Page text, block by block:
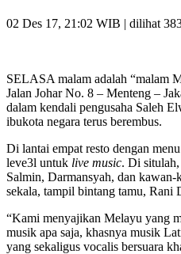
02 Des 17, 21:02 WIB | dilihat
SELASA malam adalah “malam
Jalan Johar No. 8 – Menteng –
dalam kendali pengusaha Saleh
ibukota negara terus berembus.
Di lantai empat resto dengan
leve3l untuk live music. Di
Salmin, Darmansyah, dan
sekala, tampil bintang tamu, Rani
“Kami menyajikan Melayu yang
musik apa saja, khasnya musik
yang sekaligus vocalis bersuara